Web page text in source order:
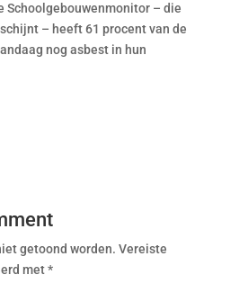
Schoolgebouwenmonitor – die
– heeft 61 procent van de
nog asbest in hun
getoond worden. Vereiste
met*